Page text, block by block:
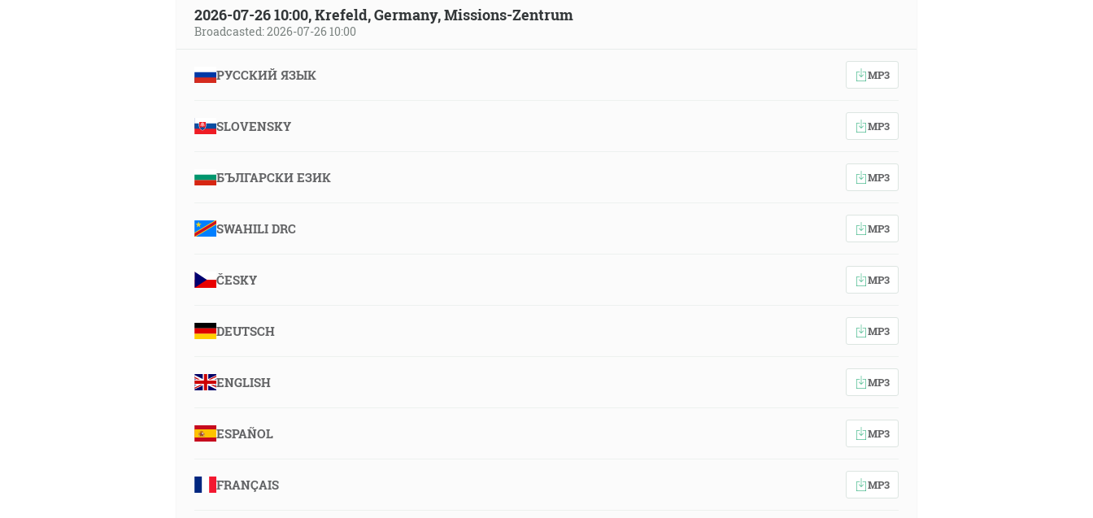
2026-07-26 10:00, Krefeld, Germany, Missions-Zentrum
Broadcasted: 2026-07-26 10:00
РУССКИЙ ЯЗЫК MP3
SLOVENSKY MP3
БЪЛГАРСКИ ЕЗИК MP3
SWAHILI DRC MP3
ČESKY MP3
DEUTSCH MP3
ENGLISH MP3
ESPAÑOL MP3
FRANÇAIS MP3